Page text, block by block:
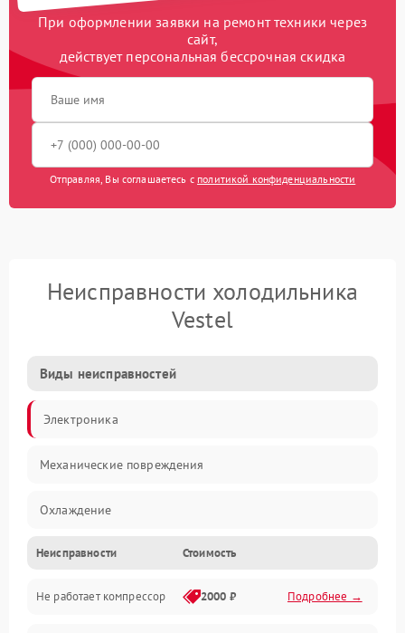
При оформлении заявки на ремонт техники через
сайт,
действует персональная бессрочная скидка
Отправляя, Вы соглашаетесь с политикой конфиденциальности
Неисправности холодильника
Vestel
Виды неисправностей
Электроника
Механические повреждения
Охлаждение
Механика
Электропитание
Неисправности Стоимость
Не работает компрессор 2000 ₽ Подробнее →